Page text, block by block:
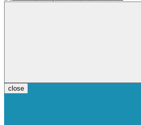
close